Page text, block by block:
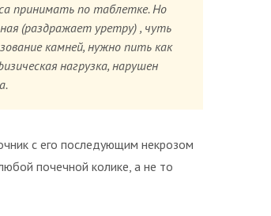
принимать по таблетке. Но
(раздражает уретру) , чуть
камней, нужно пить как
нагрузка, нарушен
с его последующим некрозом
почечной колике, а не то